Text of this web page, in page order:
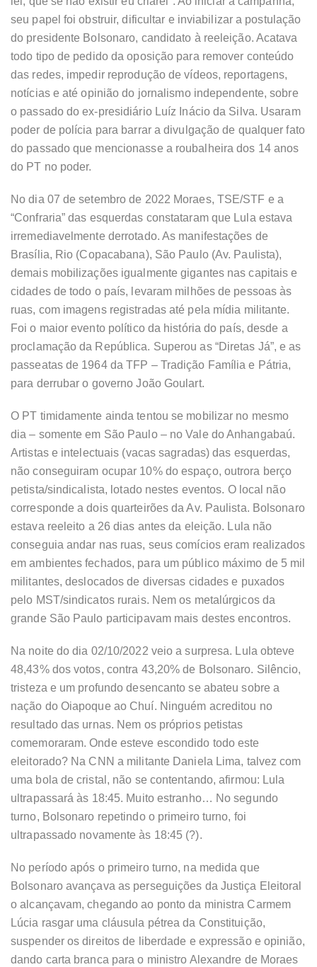
seu papel foi obstruir, dificultar e inviabilizar a postulação
do presidente Bolsonaro, candidato à reeleição. Acatava
todo tipo de pedido da oposição para remover conteúdo
das redes, impedir reprodução de vídeos, reportagens,
notícias e até opinião do jornalismo independente, sobre
o passado do ex-presidiário Luíz Inácio da Silva. Usaram
poder de polícia para barrar a divulgação de qualquer fato
do passado que mencionasse a roubalheira dos 14 anos
do PT no poder.
No dia 07 de setembro de 2022 Moraes, TSE/STF e a
“Confraria” das esquerdas constataram que Lula estava
irremediavelmente derrotado. As manifestações de
Brasília, Rio (Copacabana), São Paulo (Av. Paulista),
demais mobilizações igualmente gigantes nas capitais e
cidades de todo o país, levaram milhões de pessoas às
ruas, com imagens registradas até pela mídia militante.
Foi o maior evento político da história do país, desde a
proclamação da República. Superou as “Diretas Já”, e as
passeatas de 1964 da TFP – Tradição Família e Pátria,
para derrubar o governo João Goulart.
O PT timidamente ainda tentou se mobilizar no mesmo
dia – somente em São Paulo – no Vale do Anhangabaú.
Artistas e intelectuais (vacas sagradas) das esquerdas,
não conseguiram ocupar 10% do espaço, outrora berço
petista/sindicalista, lotado nestes eventos. O local não
corresponde a dois quarteirões da Av. Paulista. Bolsonaro
estava reeleito a 26 dias antes da eleição. Lula não
conseguia andar nas ruas, seus comícios eram realizados
em ambientes fechados, para um público máximo de 5 mil
militantes, deslocados de diversas cidades e puxados
pelo MST/sindicatos rurais. Nem os metalúrgicos da
grande São Paulo participavam mais destes encontros.
Na noite do dia 02/10/2022 veio a surpresa. Lula obteve
48,43% dos votos, contra 43,20% de Bolsonaro. Silêncio,
tristeza e um profundo desencanto se abateu sobre a
nação do Oiapoque ao Chuí. Ninguém acreditou no
resultado das urnas. Nem os próprios petistas
comemoraram. Onde esteve escondido todo este
eleitorado? Na CNN a militante Daniela Lima, talvez com
uma bola de cristal, não se contentando, afirmou: Lula
ultrapassará às 18:45. Muito estranho… No segundo
turno, Bolsonaro repetindo o primeiro turno, foi
ultrapassado novamente às 18:45 (?).
No período após o primeiro turno, na medida que
Bolsonaro avançava as perseguições da Justiça Eleitoral
o alcançavam, chegando ao ponto da ministra Carmem
Lúcia rasgar uma cláusula pétrea da Constituição,
suspender os direitos de liberdade e expressão e opinião,
dando carta branca para o ministro Alexandre de Moraes